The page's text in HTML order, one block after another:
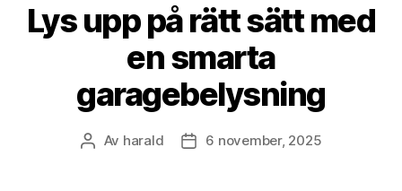
Lys upp på rätt sätt med
en smarta
garagebelysning
Inläggsförfattare
Av harald Inläggsdatum
6 november, 2025